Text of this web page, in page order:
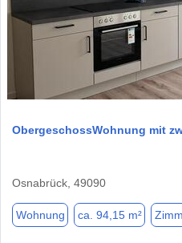
ObergeschossWohnung mit
Osnabrück, 49090
Wohnung ca. 94,15 m²